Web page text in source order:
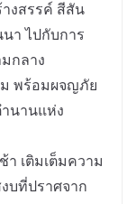
างสรรค์ สีสัน
า ไปกับการ
กลาง
พร้อมผจญภัย
นานแห่ง
า เติมเต็มความ
บที่ปราศจาก